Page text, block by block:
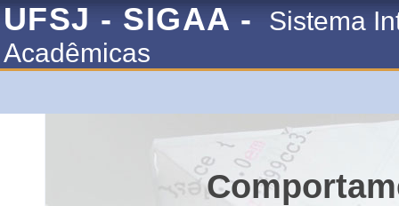
UFSJ - SIGAA -
Sistema
Acadêmicas